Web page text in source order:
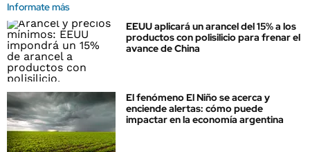
Informate más
EEUU aplicará un arancel del 15% a los
productos con polisilicio para frenar el
avance de China
El fenómeno El Niño se acerca y
enciende alertas: cómo puede
impactar en la economía argentina